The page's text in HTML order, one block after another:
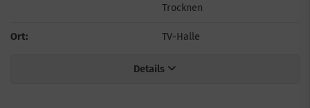
Trocknen
Ort: TV-Halle
Details